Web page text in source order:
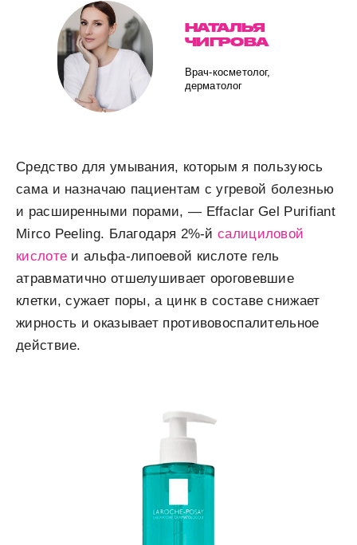
НАТАЛЬЯ
ЧИГРОВА
Врач-косметолог,
дерматолог
Средство для умывания, которым я пользуюсь
сама и назначаю пациентам с угревой болезнью
и расширенными порами, — Effaclar Gel Purifiant
Mirco Peeling. Благодаря 2%-й салициловой
кислоте и альфа-липоевой кислоте гель
атравматично отшелушивает ороговевшие
клетки, сужает поры, а цинк в составе снижает
жирность и оказывает противовоспалительное
действие.